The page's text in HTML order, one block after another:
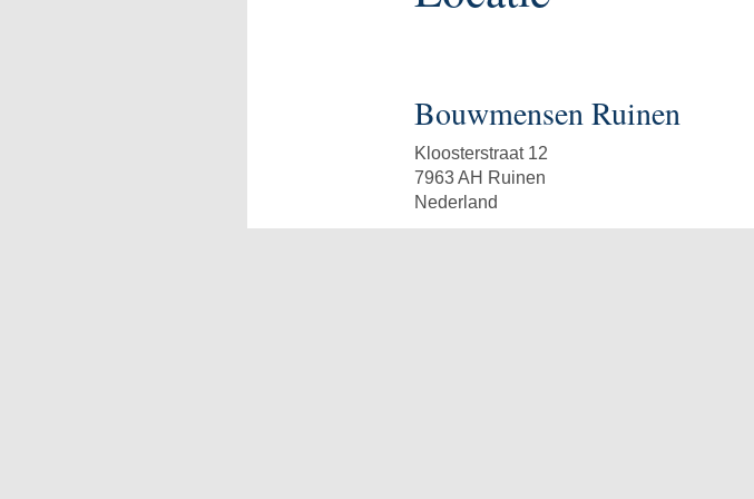
Bouwmensen Ruinen
Kloosterstraat 12
7963 AH Ruinen
Nederland